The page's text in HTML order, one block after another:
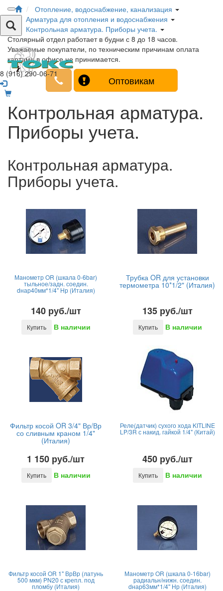
8 (916) 290-06-71
Отопление, водоснабжение, канализация
Арматура для отопления и водоснабжения
Контрольная арматура. Приборы учета.
Столярный отдел работает в будни с 8 до 18 часов.
Уважаемые покупатели, по техническим причинам оплата
картами в офисе не принимается.
Оптовикам
Контрольная арматура.
Приборы учета.
Контрольная арматура.
Приборы учета.
Манометр OR (шкала 0-6bar)
тыльное/задн. соедин.
dнар40мм*1/4" Нр (Италия)
140 руб./шт
Купить В наличии
Трубка OR для установки
термометра 10*1/2" (Италия)
135 руб./шт
Купить В наличии
Фильтр косой OR 3/4" Вр/Вр
со сливным краном 1/4"
(Италия)
1 150 руб./шт
Купить В наличии
Реле(датчик) сухого хода KITLINE
LP/3R с накид. гайкой 1/4" (Китай)
450 руб./шт
Купить В наличии
Фильтр косой OR 1" ВрВр (латунь
500 мкм) PN20 с крепл. под
пломбу (Италия)
Манометр OR (шкала 0-16bar)
радиальн/нижн. соедин.
dнар63мм*1/4" Нр (Италия)